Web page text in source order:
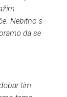
Nebitno s
da se
tim.